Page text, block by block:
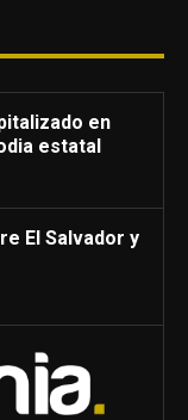
en
estatal
El Salvador y